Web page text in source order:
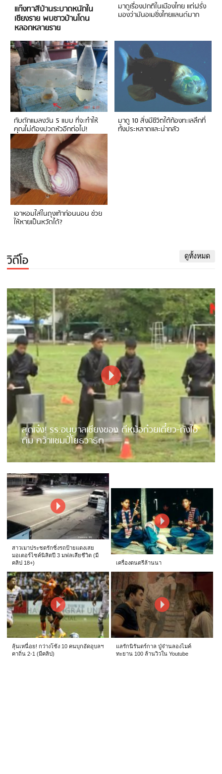
แก๊งทาสีบ้านระบาดหนักใน
เชียงราย พบชาวบ้านโดน
หลอกหลายราย
มาดูเรื่องปกติในเมืองไทย แต่ฝรั่ง
มองว่ามันอเมซิ่งไทยแลนด์มาก
กับดักแมลงวัน 5 แบบ ที่จะทำให้
คุณไม่ต้องปวดหัวอีกต่อไป!
มาดู 10 สิ่งมีชีวิตใต้ท้องทะเลลึกที่
ทั้งประหลาดและน่ากลัว
เอาหอมใส่ในถุงเท้าก่อนนอน ช่วย
ให้หายเป็นหวัดได้?
วิดีโอ ดูทั้งหมด
สุดเจ๋ง! รร.อนุบาลเชียงของ ตีหม้อก๋วยเตี๋ยว-ถังไอ
ติม คว้าแชมป์โยธวาธิต
สาวเมาประชดรักซิ่งรถป้ายแดงเสย
มอเตอร์ไซค์นิสิตปี 3 มฟลเสียชีวิต (มี
คลิป 18+)
เครื่องดนตรีล้านนา
ลุ้นเหนื่อย! กว่างโซ้ง 10 คนบุกอัดอุบลฯ
คาถิ่น 2-1 (มีคลิป)
แลรักนิรันดร์กาล ปู่จ๋านลองไมค์
ทะยาน 100 ล้านวิวใน Youtube